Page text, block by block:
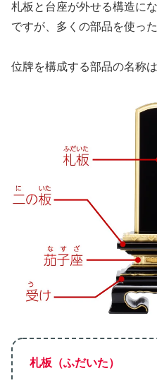
札板と台座が外せる構造に
ですが、多くの部品を使っ
位牌を構成する部品の名称
札板（ふだいた）